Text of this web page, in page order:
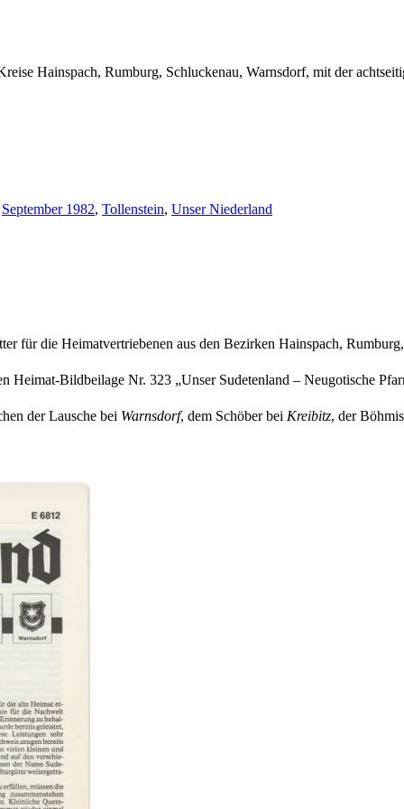
Hainspach, Rumburg, Schluckenau, Warnsdorf, mit der
September 1982, Tollenstein, Unser Niederland
für die Heimatvertriebenen aus den Bezirken Hainspach,
Heimat-Bildbeilage Nr. 323 „Unser Sudetenland – Neugotische
der Lausche bei Warnsdorf, dem Schöber bei Kreibitz, der